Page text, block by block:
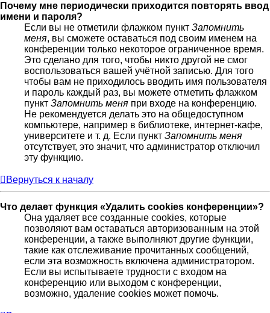
Почему мне периодически приходится повторять ввод
имени и пароля?
Если вы не отметили флажком пункт Запомнить
меня, вы сможете оставаться под своим именем на
конференции только некоторое ограниченное время.
Это сделано для того, чтобы никто другой не смог
воспользоваться вашей учётной записью. Для того
чтобы вам не приходилось вводить имя пользователя
и пароль каждый раз, вы можете отметить флажком
пункт Запомнить меня при входе на конференцию.
Не рекомендуется делать это на общедоступном
компьютере, например в библиотеке, интернет-кафе,
университете и т. д. Если пункт Запомнить меня
отсутствует, это значит, что администратор отключил
эту функцию.
Вернуться к началу
Что делает функция «Удалить cookies конференции»?
Она удаляет все созданные cookies, которые
позволяют вам оставаться авторизованным на этой
конференции, а также выполняют другие функции,
такие как отслеживание прочитанных сообщений,
если эта возможность включена администратором.
Если вы испытываете трудности с входом на
конференцию или выходом с конференции,
возможно, удаление cookies может помочь.